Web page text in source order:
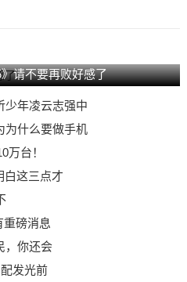
请不要再败好感了
少年凌云志强中
为什么要做手机
万台！
白这三点才
重磅消息
，你还会
发光前